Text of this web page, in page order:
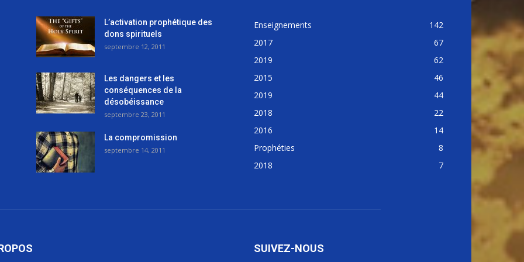
L’activation prophétique des
dons spirituels
septembre 12, 2011
Les dangers et les
conséquences de la
désobéissance
septembre 23, 2011
La compromission
septembre 14, 2011
Enseignements
142
2017
67
2019
62
2015
46
2019
44
2018
22
2016
14
Prophéties
8
2018
7
SUIVEZ-NOUS